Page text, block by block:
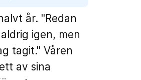
år. "Redan
igen, men
tagit." Våren
av sina